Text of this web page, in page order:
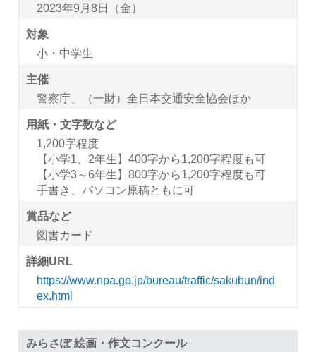
2023年9月8日（金）
対象
小・中学生
主催
警察庁、（一財）全日本交通安全協会ほか
用紙・文字数など
1,200字程度
【小学1、2年生】400字から1,200字程度も可
【小学3～6年生】800字から1,200字程度も可
手書き、パソコン原稿ともに可
賞品など
図書カード
詳細URL
https://www.npa.go.jp/bureau/traffic/sakubun/ind
ex.html
みらさぽ 絵画・作文コンクール